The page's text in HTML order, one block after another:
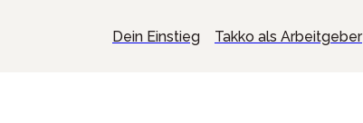
Dein Einstieg Takko als Arbeitgeber